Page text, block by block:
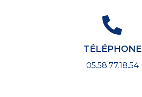
TÉLÉPHONE
05.58.77.18.54